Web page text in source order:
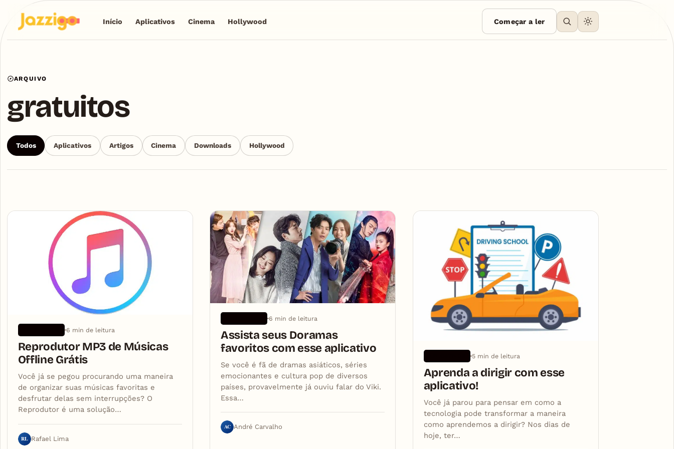
Início Aplicativos Cinema Hollywood Começar a ler
ARQUIVO
gratuitos
Todos Aplicativos Artigos Cinema Downloads Hollywood
Articles
6 min de leitura
Reprodutor MP3 de Músicas
Offline Grátis
Você já se pegou procurando uma maneira
de organizar suas músicas favoritas e
desfrutar delas sem interrupções? O
Reprodutor é uma solução…
RL Rafael Lima
6 min de leitura
Assista seus Doramas
favoritos com esse aplicativo
Se você é fã de dramas asiáticos, séries
emocionantes e cultura pop de diversos
países, provavelmente já ouviu falar do Viki.
Essa…
AC André Carvalho
5 min de leitura
Aprenda a dirigir com esse
aplicativo!
Você já parou para pensar em como a
tecnologia pode transformar a maneira
como aprendemos a dirigir? Nos dias de
hoje, ter…